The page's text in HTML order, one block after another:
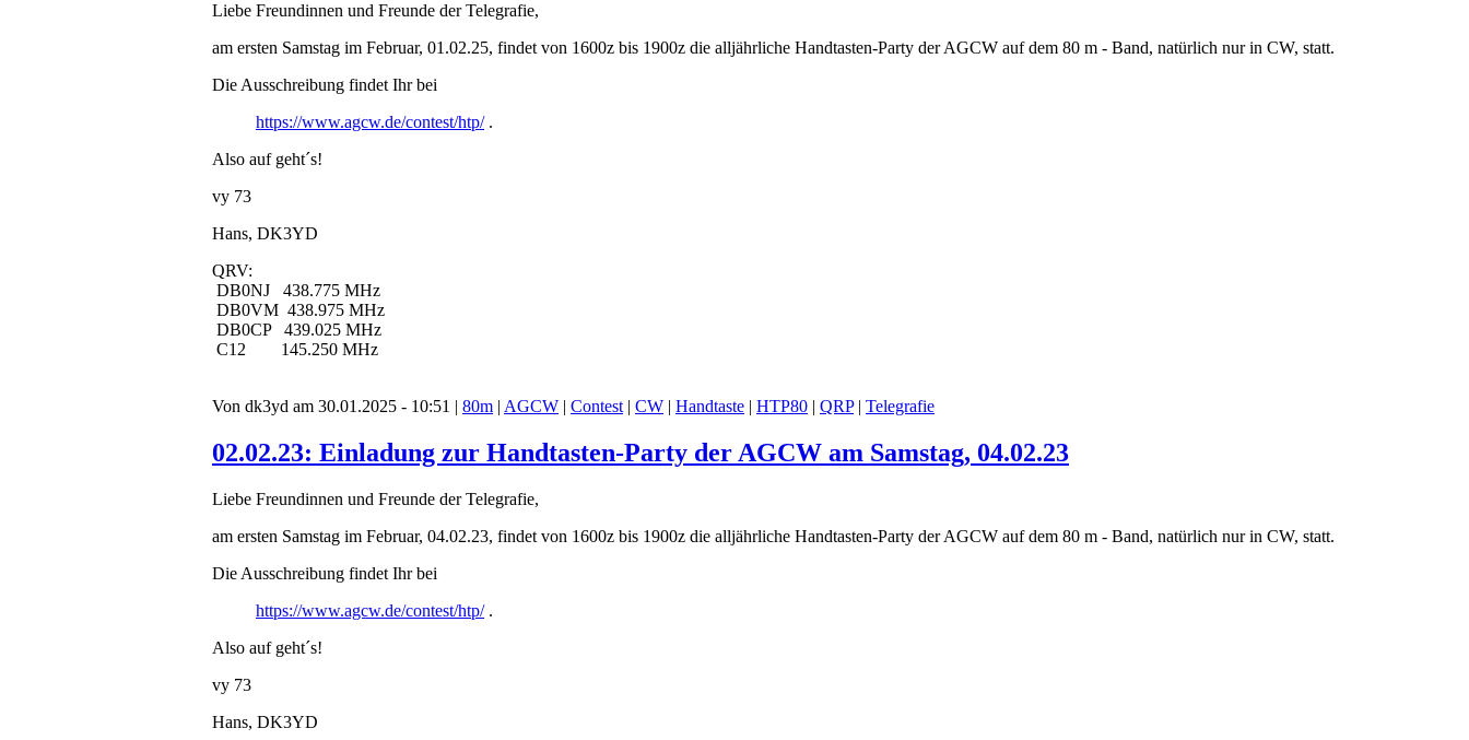
Liebe Freundinnen und Freunde der Telegrafie,
am ersten Samstag im Februar, 01.02.25, findet von 1600z bis 1900z die alljährliche Handtasten-Party der AGCW auf dem 80 m - Band, natürlich nur in CW, statt.
Die Ausschreibung findet Ihr bei
https://www.agcw.de/contest/htp/.
Also auf geht´s!
vy 73
Hans, DK3YD
QRV:
DB0NJ 438.775 MHz
DB0VM 438.975 MHz
DB0CP 439.025 MHz
C12 145.250 MHz
Von dk3yd am 30.01.2025 - 10:51 | 80m | AGCW | Contest | CW | Handtaste | HTP80 | QRP| Telegrafie
02.02.23: Einladung zur Handtasten-Party der AGCW am Samstag, 04.02.23
Liebe Freundinnen und Freunde der Telegrafie,
am ersten Samstag im Februar, 04.02.23, findet von 1600z bis 1900z die alljährliche Handtasten-Party der AGCW auf dem 80 m - Band, natürlich nur in CW, statt.
Die Ausschreibung findet Ihr bei
https://www.agcw.de/contest/htp/.
Also auf geht´s!
vy 73
Hans, DK3YD